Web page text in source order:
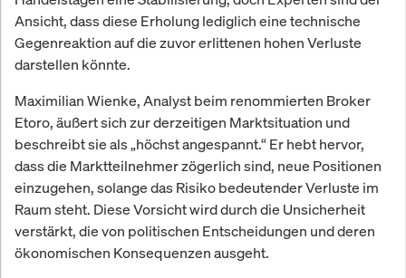
Ansicht, dass diese Erholung lediglich eine technische
Gegenreaktion auf die zuvor erlittenen hohen Verluste
darstellen könnte.
Maximilian Wienke, Analyst beim renommierten Broker
Etoro, äußert sich zur derzeitigen Marktsituation und
beschreibt sie als „höchst angespannt.“ Er hebt hervor,
dass die Marktteilnehmer zögerlich sind, neue Positionen
einzugehen, solange das Risiko bedeutender Verluste im
Raum steht. Diese Vorsicht wird durch die Unsicherheit
verstärkt, die von politischen Entscheidungen und deren
ökonomischen Konsequenzen ausgeht.